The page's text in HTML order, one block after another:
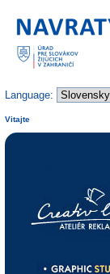
Domovská stránka
Language:
Vitajte